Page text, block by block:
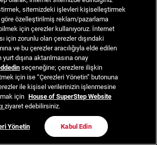
sitemizdeki işlevleri kişiselleştirmek
göre özelleştirilmiş reklam/pazarlama
için çerezler kullanıyoruz. İnternet
için zorunlu olan çerezler dışındaki
ve bu çerezler aracılığıyla elde edilen
dışına aktarılmasına onay
seçeneğine; çerezlere ilişkin
için ise “Çerezleri Yönetin” butonuna
ile kişisel verilerinizin işlenmesine
için House of SuperStep Website
ziyaret edebilirsiniz.
Yönetin Kabul Edin